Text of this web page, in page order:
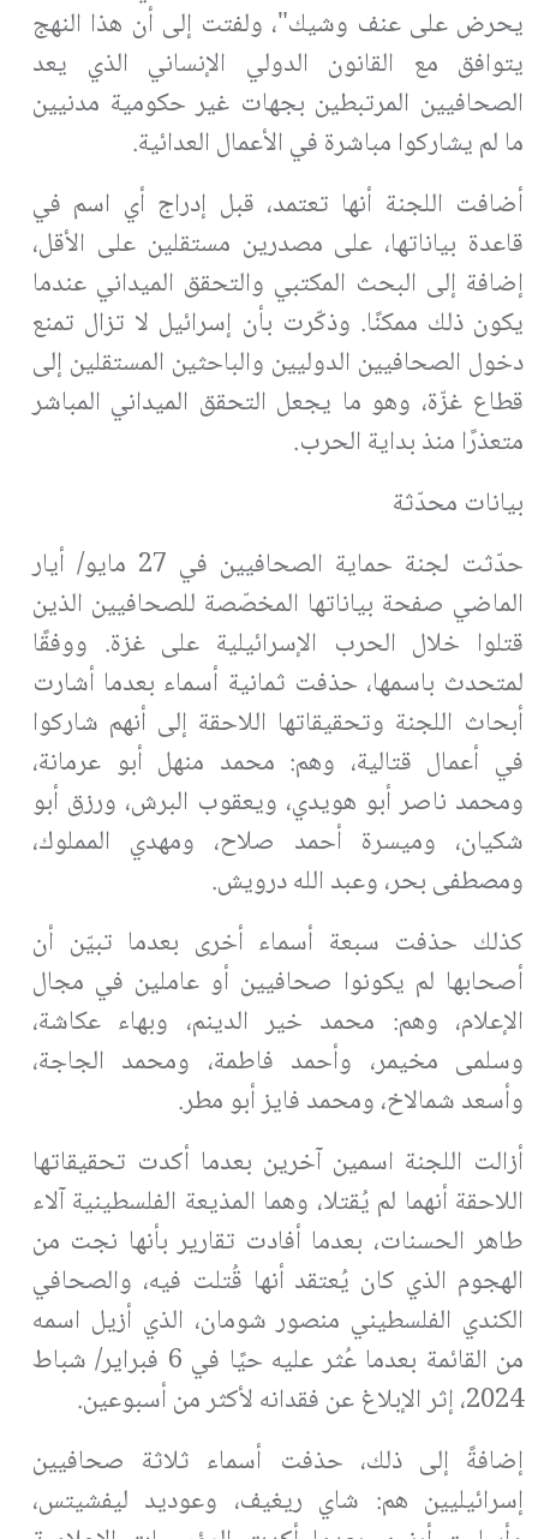
يحرض على عنف وشيك"، ولفتت إلى أن هذا النهج
يتوافق مع القانون الدولي الإنساني الذي يعد
الصحافيين المرتبطين بجهات غير حكومية مدنيين
ما لم يشاركوا مباشرة في الأعمال العدائية.
أضافت اللجنة أنها تعتمد، قبل إدراج أي اسم في
قاعدة بياناتها، على مصدرين مستقلين على الأقل،
إضافة إلى البحث المكتبي والتحقق الميداني عندما
يكون ذلك ممكنًا. وذكّرت بأن إسرائيل لا تزال تمنع
دخول الصحافيين الدوليين والباحثين المستقلين إلى
قطاع غزّة، وهو ما يجعل التحقق الميداني المباشر
متعذرًا منذ بداية الحرب.
بيانات محدّثة
حدّثت لجنة حماية الصحافيين في 27 مايو/ أيار
الماضي صفحة بياناتها المخصّصة للصحافيين الذين
قتلوا خلال الحرب الإسرائيلية على غزة. ووفقًا
لمتحدث باسمها، حذفت ثمانية أسماء بعدما أشارت
أبحاث اللجنة وتحقيقاتها اللاحقة إلى أنهم شاركوا
في أعمال قتالية، وهم: محمد منهل أبو عرمانة،
ومحمد ناصر أبو هويدي، ويعقوب البرش، ورزق أبو
شكيان، وميسرة أحمد صلاح، ومهدي المملوك،
ومصطفى بحر، وعبد الله درويش.
كذلك حذفت سبعة أسماء أخرى بعدما تبيّن أن
أصحابها لم يكونوا صحافيين أو عاملين في مجال
الإعلام، وهم: محمد خير الدينم، وبهاء عكاشة،
وسلمى مخيمر، وأحمد فاطمة، ومحمد الجاجة،
وأسعد شمالاخ، ومحمد فايز أبو مطر.
أزالت اللجنة اسمين آخرين بعدما أكدت تحقيقاتها
اللاحقة أنهما لم يُقتلا، وهما المذيعة الفلسطينية آلاء
طاهر الحسنات، بعدما أفادت تقارير بأنها نجت من
الهجوم الذي كان يُعتقد أنها قُتلت فيه، والصحافي
الكندي الفلسطيني منصور شومان، الذي أزيل اسمه
من القائمة بعدما عُثر عليه حيًا في 6 فبراير/ شباط
2024، إثر الإبلاغ عن فقدانه لأكثر من أسبوعين.
إضافةً إلى ذلك، حذفت أسماء ثلاثة صحافيين
إسرائيليين هم: شاي ريغيف، وعوديد ليفشيتس،